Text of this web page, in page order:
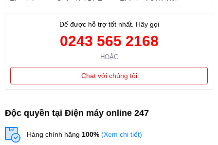
Thanh Lương, Quận Hai Bà Trưng, Thành phố Hà Nội
Để được hỗ trợ tốt nhất. Hãy gọi
0243 565 2168
HOẶC
Chat với chúng tôi
Độc quyền tại Điện máy online 247
Hàng chính hãng 100% (Xem chi tiết)